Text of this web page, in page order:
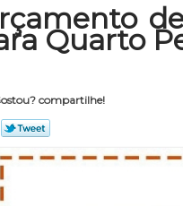
Quarto
compartilhe!